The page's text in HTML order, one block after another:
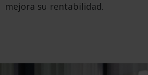
mejora su rentabilidad.